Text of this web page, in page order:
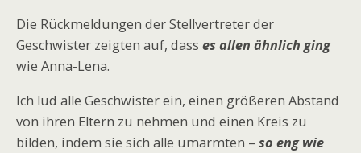
Die Rückmeldungen der Stellvertreter der
Geschwister zeigten auf, dass es allen ähnlich ging
wie Anna-Lena.
Ich lud alle Geschwister ein, einen größeren Abstand
von ihren Eltern zu nehmen und einen Kreis zu
bilden, indem sie sich alle umarmten – so eng wie